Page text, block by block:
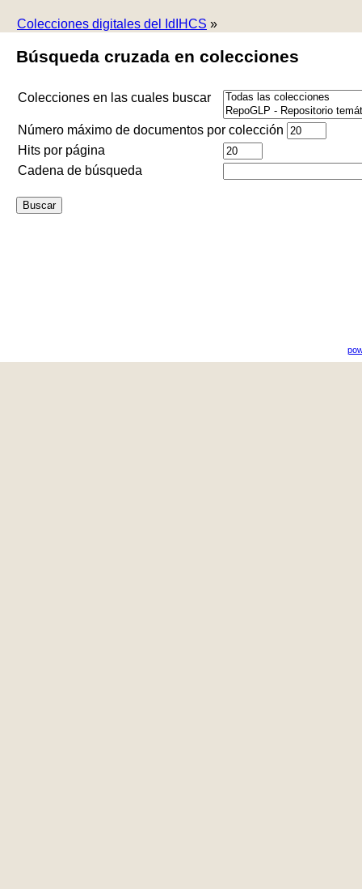
Colecciones digitales del IdIHCS »
Búsqueda cruzada en colecciones
Colecciones en las cuales buscar
Número máximo de documentos por colección
Hits por página
Cadena de búsqueda